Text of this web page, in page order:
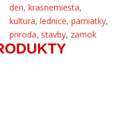
den,krasnemiesta,
kultura,lednice,pamiatky,
priroda, stavby, zamok